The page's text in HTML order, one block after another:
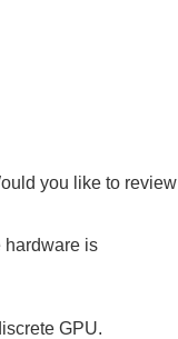
you like to review
hardware is
GPU.